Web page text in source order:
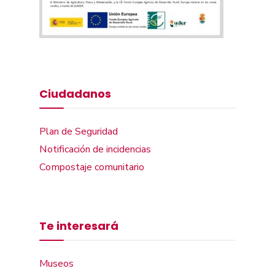
Ciudadanos
Plan de Seguridad
Notificación de incidencias
Compostaje comunitario
Te interesará
Museos